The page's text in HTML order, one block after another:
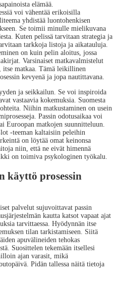
elämää.
voi vähentää erikoisilla
yhdistää luontohenkisen
Se toimii minulle mielikuvana
Kuten pelissä tarvitaan strategia ja
tarkkoja listoja ja aikatauluja.
on kuin pelin aloitus, jossa
Varsinaiset matkavalmistelut
matkaa. Tämä leikillinen
kevyenä ja jopa nautittavana.
ja seikkailun. Se voi inspiroida
vastaavia kokemuksia. Suomesta
Niihin matkustaminen on usein
Passin odotusaikaa voi
Euroopan matkojen suunnitteluun.
-teeman kaltaisiin peleihin
on löytää omat keinonsa
niin, että ne eivät himennä
on toimiva psykologinen työkalu.
käyttö prosessin
palvelut sujuvoittavat passin
kautta katsot vapaat ajat
tarvittaessa. Hyödynnän itse
tilan tarkistamiseen. Siitä
apuvälineiden tehokas
Suosittelen tekemään itsellesi
ajan varasit, mikä
Pidän tallessa näitä tietoja